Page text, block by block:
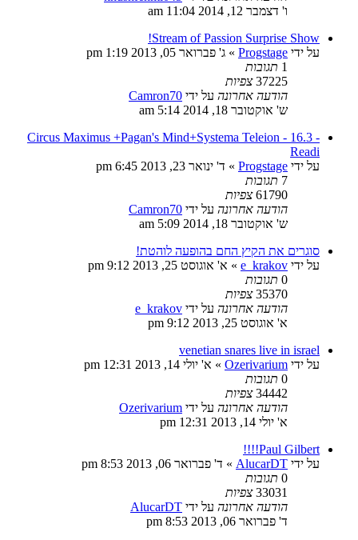
ו' דצמבר 12, 2014 11:04 am
Stream of Passion Surprise Show!
על ידי Progstage
» ג' פברואר 05, 2013 1:19 pm
1 תגובות
37225 צפיות
הודעה אחרונה על ידי Camron70
ש' אוקטובר 18, 2014 5:14 am
Circus Maximus +Pagan's Mind+Systema Teleion - 16.3 -
Readi
על ידי Progstage
» ד' ינואר 23, 2013 6:45 pm
7 תגובות
61790 צפיות
הודעה אחרונה על ידי Camron70
ש' אוקטובר 18, 2014 5:09 am
סוגרים את הקיץ החם בהופעה לוהטת!
על ידי e_krakov
» א' אוגוסט 25, 2013 9:12 pm
0 תגובות
35370 צפיות
הודעה אחרונה על ידי e_krakov
א' אוגוסט 25, 2013 9:12 pm
venetian snares live in israel
על ידי Ozerivarium
» א' יולי 14, 2013 12:31 pm
0 תגובות
34442 צפיות
הודעה אחרונה על ידי Ozerivarium
א' יולי 14, 2013 12:31 pm
Paul Gilbert!!!!
על ידי AlucarDT
» ד' פברואר 06, 2013 8:53 pm
0 תגובות
33031 צפיות
הודעה אחרונה על ידי AlucarDT
ד' פברואר 06, 2013 8:53 pm